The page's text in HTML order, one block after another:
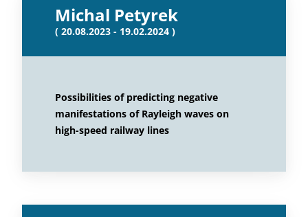
Michal Petyrek
( 20.08.2023 - 19.02.2024 )
Possibilities of predicting negative
manifestations of Rayleigh waves on
high-speed railway lines